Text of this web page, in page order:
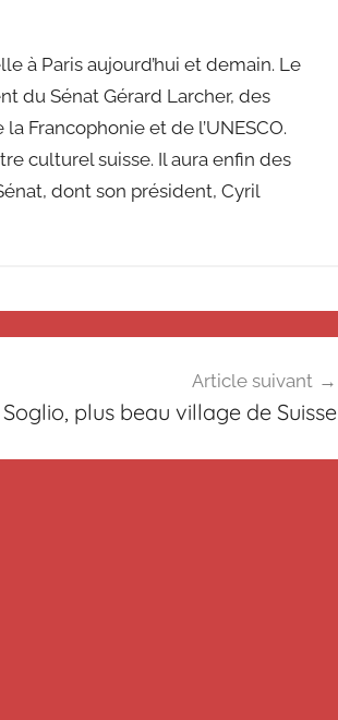
à Paris aujourd’hui et demain. Le
du Sénat Gérard Larcher, des
Francophonie et de l’UNESCO.
culturel suisse. Il aura enfin des
dont son président, Cyril
Article suivant
Soglio, plus beau village de Suisse